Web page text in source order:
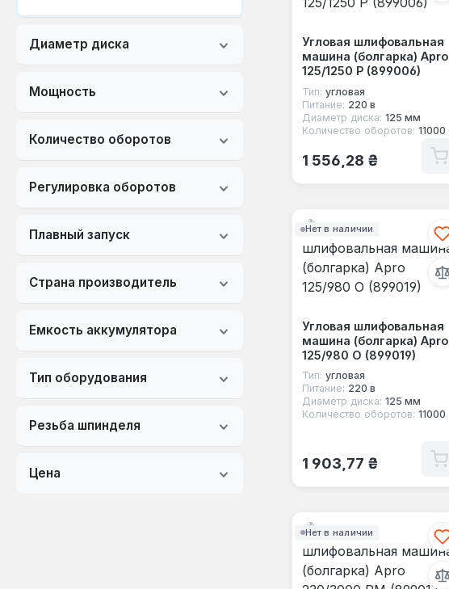
Диаметр диска
Мощность
Количество оборотов
Регулировка оборотов
Плавный запуск
Страна производитель
Емкость аккумулятора
Тип оборудования
Резьба шпинделя
Цена
Угловая шлифовальная
машина (болгарка) Apro
125/1250 Р (899006)
Тип: угловая
Питание: 220 в
Диаметр диска: 125 мм
Количество оборотов: 11000 об/мин
Обычная цена:
1 556,28 ₴
Нет в наличии
Угловая шлифовальная
машина (болгарка) Apro
125/980 О (899019)
Тип: угловая
Питание: 220 в
Диаметр диска: 125 мм
Количество оборотов: 11000 об/мин
Обычная цена:
1 903,77 ₴
Нет в наличии